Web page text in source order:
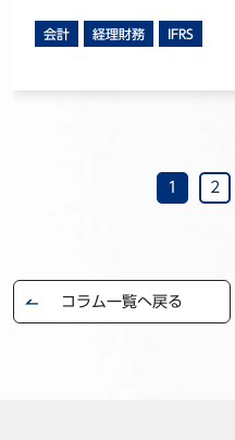
会計 経理財務 IFRS
1 2
コラム一覧へ戻る